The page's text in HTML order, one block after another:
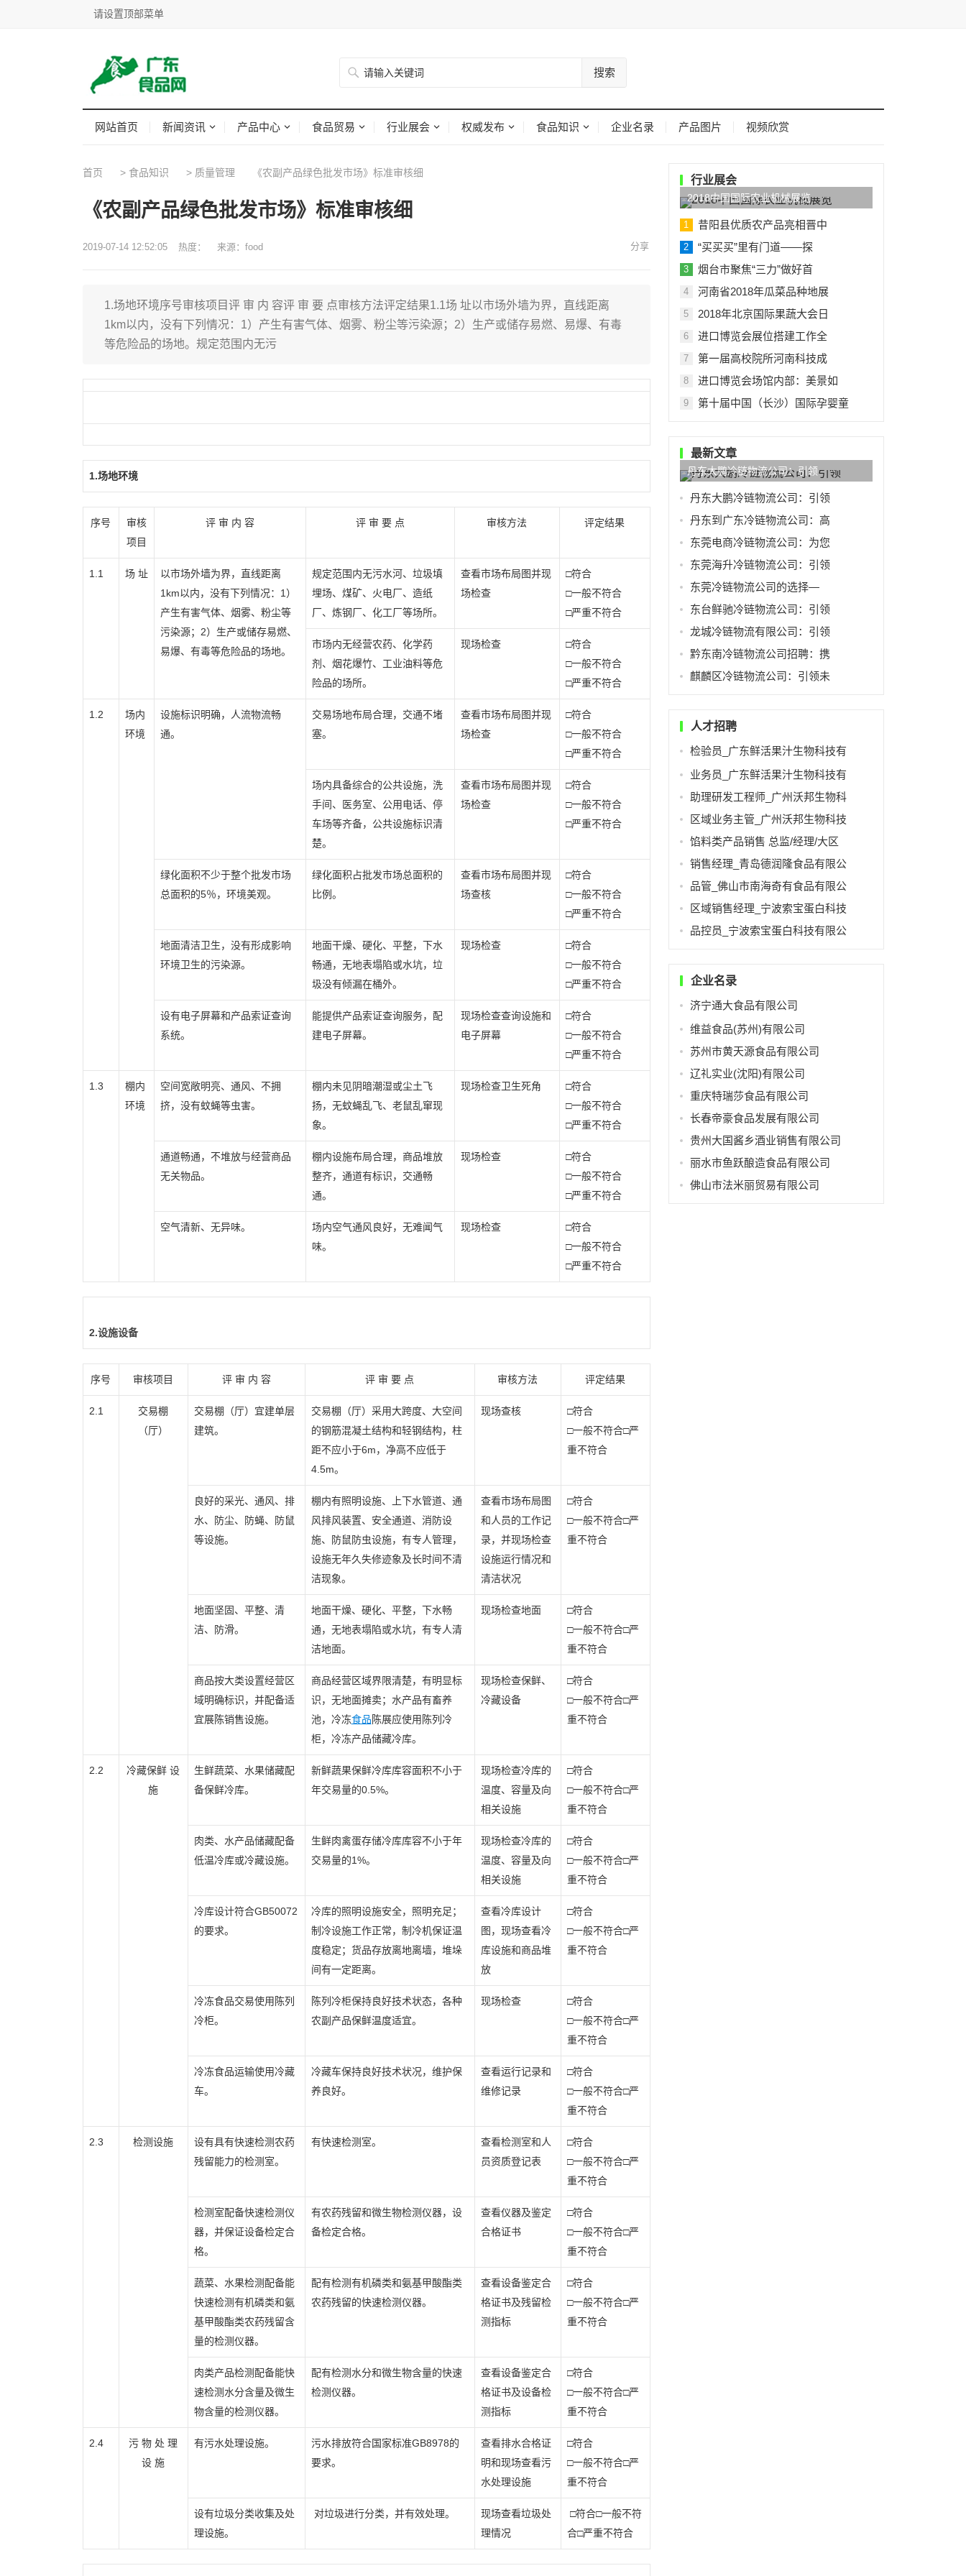
请设置顶部菜单
搜索
网站首页 新闻资讯 产品中心 食品贸易 行业展会 权威发布 食品知识 企业名录 产品图片 视频欣赏
首页 > 食品知识 > 质量管理 《农副产品绿色批发市场》标准审核细
《农副产品绿色批发市场》标准审核细
2019-07-14 12:52:05 热度： 来源：food
1.场地环境序号审核项目评 审 内 容评 审 要 点审核方法评定结果1.1场 址以市场外墙为界，直线距离
1km以内，没有下列情况：1）产生有害气体、烟雾、粉尘等污染源；2）生产或储存易燃、易爆、有毒
等危险品的场地。规定范围内无污
1.场地环境
序号
审核
项目
评 审 内 容 评 审 要 点 审核方法 评定结果
1.1 场 址
以市场外墙为界，直线距离
1km以内，没有下列情况：1）
产生有害气体、烟雾、粉尘等
污染源；2）生产或储存易燃、
易爆、有毒等危险品的场地。
规定范围内无污水河、垃圾填
埋场、煤矿、火电厂、造纸
厂、炼钢厂、化工厂等场所。
查看市场布局图并现
场检查
□符合
□一般不符合
□严重不符合
市场内无经营农药、化学药
剂、烟花爆竹、工业油料等危
险品的场所。
现场检查
□符合
□一般不符合
□严重不符合
1.2
场内
环境
设施标识明确，人流物流畅
通。
交易场地布局合理，交通不堵
塞。
查看市场布局图并现
场检查
□符合
□一般不符合
□严重不符合
场内具备综合的公共设施，洗
手间、医务室、公用电话、停
车场等齐备，公共设施标识清
楚。
查看市场布局图并现
场检查
□符合
□一般不符合
□严重不符合
绿化面积不少于整个批发市场
总面积的5％，环境美观。
绿化面积占批发市场总面积的
比例。
查看市场布局图并现
场查核
□符合
□一般不符合
□严重不符合
地面清洁卫生，没有形成影响
环境卫生的污染源。
地面干燥、硬化、平整，下水
畅通，无地表塌陷或水坑，垃
圾没有倾漏在桶外。
现场检查
□符合
□一般不符合
□严重不符合
设有电子屏幕和产品索证查询
系统。
能提供产品索证查询服务，配
建电子屏幕。
现场检查查询设施和
电子屏幕
□符合
□一般不符合
□严重不符合
1.3
棚内
环境
空间宽敞明亮、通风、不拥
挤，没有蚊蝇等虫害。
棚内未见阴暗潮湿或尘土飞
扬，无蚊蝇乱飞、老鼠乱窜现
象。
现场检查卫生死角
□符合
□一般不符合
□严重不符合
通道畅通，不堆放与经营商品
无关物品。
棚内设施布局合理，商品堆放
整齐，通道有标识，交通畅
通。
现场检查
□符合
□一般不符合
□严重不符合
空气清新、无异味。
场内空气通风良好，无难闻气
味。
现场检查
□符合
□一般不符合
□严重不符合
2.设施设备
序号 审核项目 评 审 内 容 评 审 要 点 审核方法 评定结果
2.1
交易棚
（厅）
交易棚（厅）宜建单层
建筑。
交易棚（厅）采用大跨度、大空间
的钢筋混凝土结构和轻钢结构，柱
距不应小于6m，净高不应低于
4.5m。
现场查核
□符合
□一般不符合□严
重不符合
良好的采光、通风、排
水、防尘、防蝇、防鼠
等设施。
棚内有照明设施、上下水管道、通
风排风装置、安全通道、消防设
施、防鼠防虫设施，有专人管理，
设施无年久失修迹象及长时间不清
洁现象。
查看市场布局图
和人员的工作记
录，并现场检查
设施运行情况和
清洁状况
□符合
□一般不符合□严
重不符合
地面坚固、平整、清
洁、防滑。
地面干燥、硬化、平整，下水畅
通，无地表塌陷或水坑，有专人清
洁地面。
现场检查地面
□符合
□一般不符合□严
重不符合
商品按大类设置经营区
域明确标识，并配备适
宜展陈销售设施。
商品经营区域界限清楚，有明显标
识，无地面摊卖；水产品有畜养
池，冷冻食品陈展应使用陈列冷
柜，冷冻产品储藏冷库。
现场检查保鲜、
冷藏设备
□符合
□一般不符合□严
重不符合
2.2
冷藏保鲜 设
施
生鲜蔬菜、水果储藏配
备保鲜冷库。
新鲜蔬果保鲜冷库库容面积不小于
年交易量的0.5%。
现场检查冷库的
温度、容量及向
相关设施
□符合
□一般不符合□严
重不符合
肉类、水产品储藏配备
低温冷库或冷藏设施。
生鲜肉禽蛋存储冷库库容不小于年
交易量的1%。
现场检查冷库的
温度、容量及向
相关设施
□符合
□一般不符合□严
重不符合
冷库设计符合GB50072
的要求。
冷库的照明设施安全，照明充足；
制冷设施工作正常，制冷机保证温
度稳定；货品存放离地离墙，堆垛
间有一定距离。
查看冷库设计
图，现场查看冷
库设施和商品堆
放
□符合
□一般不符合□严
重不符合
冷冻食品交易使用陈列
冷柜。
陈列冷柜保持良好技术状态，各种
农副产品保鲜温度适宜。
现场检查
□符合
□一般不符合□严
重不符合
冷冻食品运输使用冷藏
车。
冷藏车保持良好技术状况，维护保
养良好。
查看运行记录和
维修记录
□符合
□一般不符合□严
重不符合
2.3 检测设施
设有具有快速检测农药
残留能力的检测室。
有快速检测室。
查看检测室和人
员资质登记表
□符合
□一般不符合□严
重不符合
检测室配备快速检测仪
器，并保证设备检定合
格。
有农药残留和微生物检测仪器，设
备检定合格。
查看仪器及鉴定
合格证书
□符合
□一般不符合□严
重不符合
蔬菜、水果检测配备能
快速检测有机磷类和氨
基甲酸酯类农药残留含
量的检测仪器。
配有检测有机磷类和氨基甲酸酯类
农药残留的快速检测仪器。
查看设备鉴定合
格证书及残留检
测指标
□符合
□一般不符合□严
重不符合
肉类产品检测配备能快
速检测水分含量及微生
物含量的检测仪器。
配有检测水分和微生物含量的快速
检测仪器。
查看设备鉴定合
格证书及设备检
测指标
□符合
□一般不符合□严
重不符合
2.4
污 物 处 理
设 施
有污水处理设施。
污水排放符合国家标准GB8978的
要求。
查看排水合格证
明和现场查看污
水处理设施
□符合
□一般不符合□严
重不符合
设有垃圾分类收集及处
理设施。
对垃圾进行分类，并有效处理。
现场查看垃圾处
理情况
□符合□一般不符
合□严重不符合
行业展会
2018中国国际农业机械展览
1 昔阳县优质农产品亮相晋中
2 “买买买”里有门道——探
3 烟台市聚焦“三力”做好首
4 河南省2018年瓜菜品种地展
5 2018年北京国际果蔬大会日
6 进口博览会展位搭建工作全
7 第一届高校院所河南科技成
8 进口博览会场馆内部：美景如
9 第十届中国（长沙）国际孕婴童
最新文章
丹东大鹏冷链物流公司：引领
丹东大鹏冷链物流公司：引领
丹东到广东冷链物流公司：高
东莞电商冷链物流公司：为您
东莞海升冷链物流公司：引领
东莞冷链物流公司的选择—
东台鲜驰冷链物流公司：引领
龙城冷链物流有限公司：引领
黔东南冷链物流公司招聘：携
麒麟区冷链物流公司：引领未
人才招聘
检验员_广东鲜活果汁生物科技有
业务员_广东鲜活果汁生物科技有
助理研发工程师_广州沃邦生物科
区域业务主管_广州沃邦生物科技
馅料类产品销售 总监/经理/大区
销售经理_青岛德润隆食品有限公
品管_佛山市南海奇有食品有限公
区域销售经理_宁波索宝蛋白科技
品控员_宁波索宝蛋白科技有限公
企业名录
济宁通大食品有限公司
维益食品(苏州)有限公司
苏州市黄天源食品有限公司
辽礼实业(沈阳)有限公司
重庆特瑞莎食品有限公司
长春帝豪食品发展有限公司
贵州大国酱乡酒业销售有限公司
丽水市鱼跃酿造食品有限公司
佛山市法米丽贸易有限公司